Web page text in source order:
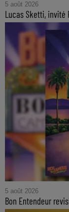
5 août 2026
Lucas Sketti, invité
5 août 2026
Bon Entendeur